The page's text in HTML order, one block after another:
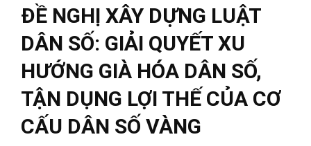
ĐỀ NGHỊ XÂY DỰNG LUẬT
DÂN SỐ: GIẢI QUYẾT XU
HƯỚNG GIÀ HÓA DÂN SỐ,
TẬN DỤNG LỢI THẾ CỦA CƠ
CẤU DÂN SỐ VÀNG